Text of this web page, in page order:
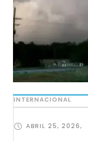
INTERNACIONAL
ABRIL 25, 2026,